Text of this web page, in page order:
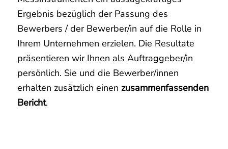
Ergebnis bezüglich der Passung des
Bewerbers / der Bewerber/in auf die Rolle in
Ihrem Unternehmen erzielen. Die Resultate
präsentieren wir Ihnen als Auftraggeber/in
persönlich. Sie und die Bewerber/innen
erhalten zusätzlich einen zusammenfassenden
Bericht.